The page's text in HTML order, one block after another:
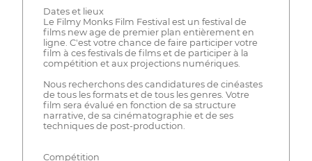
Dates et lieux
Le Filmy Monks Film Festival est un festival de
films new age de premier plan entièrement en
ligne. C'est votre chance de faire participer votre
film à ces festivals de films et de participer à la
compétition et aux projections numériques.
Nous recherchons des candidatures de cinéastes
de tous les formats et de tous les genres. Votre
film sera évalué en fonction de sa structure
narrative, de sa cinématographie et de ses
techniques de post-production.
Compétition